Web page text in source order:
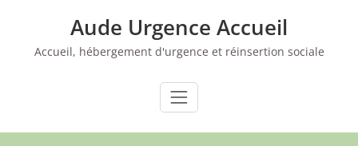
Aude Urgence Accueil
Accueil, hébergement d'urgence et réinsertion sociale